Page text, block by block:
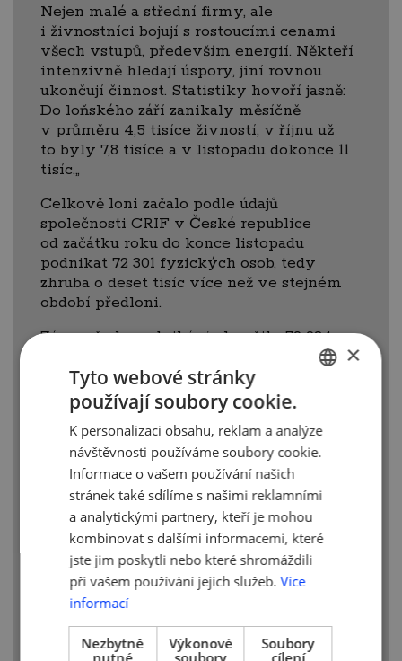
Nejen malé a střední firmy, ale
i živnostníci bojují s rostoucími cenami
všech vstupů, především energií. Někteří
intenzivně hledají úspory, jiní rovnou
ukončují činnost. Statistiky hovoří jasně:
Do loňského září zanikaly měsíčně
v průměru 4,5 tisíce živností, v říjnu už
to byly 7,8 tisíce a v listopadu dokonce 11
tisíc.„
Celkově loni začalo podle údajů
společnosti CRIF v České republice
od začátku roku do konce listopadu
podnikat 72 301 fyzických osob, tedy
zhruba o deset tisíc více než ve stejném
období předloni.
Zároveň ale podnikání ukončilo 59 924
lidí, oproti předchozímu roku o 21,6 tisíce
více (+57 %). Rozdíl mezi počtem loni
vzniklých a počtem zaniklých činil 13 900
firem. To je o 2,8 tisíce více než
v covidovém roce 2020, ale méně než
v jiných lete
U řady službových firem,
zprostředkovatelů, obchodníků, e-shopů
a podobně představuje požadavek
na klasickou kancelář archaismus z doby
parní revoluce,“ je přesvědčen
Dobrovolný.
Kvalita služeb je ale veledůležitá,
a to zejména u plátců DPH, kde legislativa
ENGLISH
×
Tyto webové stránky
používají soubory cookie.
K personalizaci obsahu, reklam a analýze
návštěvnosti používáme soubory cookie.
Informace o vašem používání našich
stránek také sdílíme s našimi reklamními
a analytickými partnery, kteří je mohou
kombinovat s dalšími informacemi, které
jste jim poskytli nebo které shromáždili
při vašem používání jejich služeb. Více
informací
Nezbytně
nutné
Výkonové
soubory
Soubory
cílení